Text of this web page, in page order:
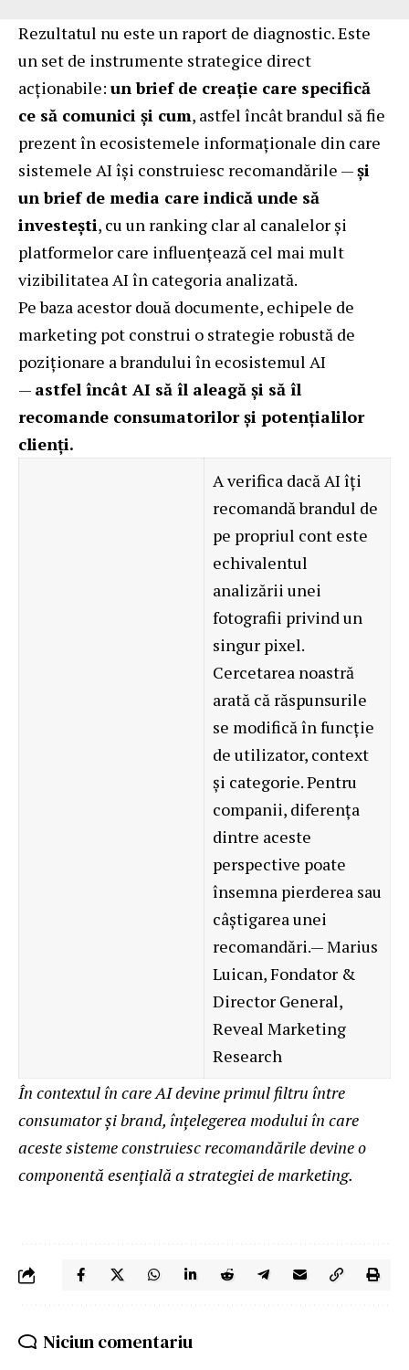
Rezultatul nu este un raport de diagnostic. Este
un set de instrumente strategice direct
acționabile: un brief de creație care specifică
ce să comunici și cum, astfel încât brandul să fie
prezent în ecosistemele informaționale din care
sistemele AI își construiesc recomandările —și
un brief de media care indică unde să
investești, cu un ranking clar al canalelor și
platformelor care influențează cel mai mult
vizibilitatea AI în categoria analizată.
Pe baza acestor două documente, echipele de
marketing pot construi o strategie robustă de
poziționare a brandului în ecosistemul AI
— astfel încât AI să îl aleagă și să îl
recomande consumatorilor și potențialilor
clienți.
A verifica dacă AI îți
recomandă brandul de
pe propriul cont este
echivalentul
analizării unei
fotografii privind un
singur pixel.
Cercetarea noastră
arată că răspunsurile
se modifică în funcție
de utilizator, context
și categorie. Pentru
companii, diferența
dintre aceste
perspective poate
însemna pierderea sau
câștigarea unei
recomandări.— Marius
Luican, Fondator &
Director General,
Reveal Marketing
Research
În contextul în care AI devine primul filtru între
consumator și brand, înțelegerea modului în care
aceste sisteme construiesc recomandările devine o
componentă esențială a strategiei de marketing.
Niciun comentariu